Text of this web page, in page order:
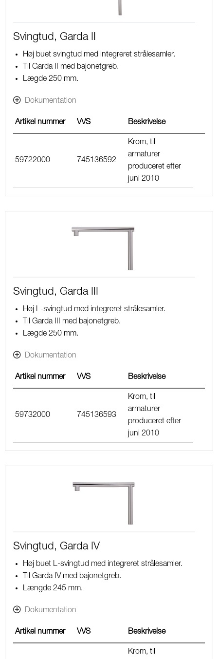
Svingtud, Garda II
Høj buet svingtud med integreret strålesamler.
Til Garda II med bajonetgreb.
Lægde 250 mm.
Dokumentation
Artikel nummer VVS Beskrivelse
59722000 745136592
Krom, til
armaturer
produceret efter
juni 2010
Svingtud, Garda III
Høj L-svingtud med integreret strålesamler.
Til Garda III med bajonetgreb.
Lægde 250 mm.
Dokumentation
Artikel nummer VVS Beskrivelse
59732000 745136593
Krom, til
armaturer
produceret efter
juni 2010
Svingtud, Garda IV
Høj buet L-svingtud med integreret strålesamler.
Til Garda IV med bajonetgreb.
Længde 245 mm.
Dokumentation
Artikel nummer VVS Beskrivelse
Krom, til